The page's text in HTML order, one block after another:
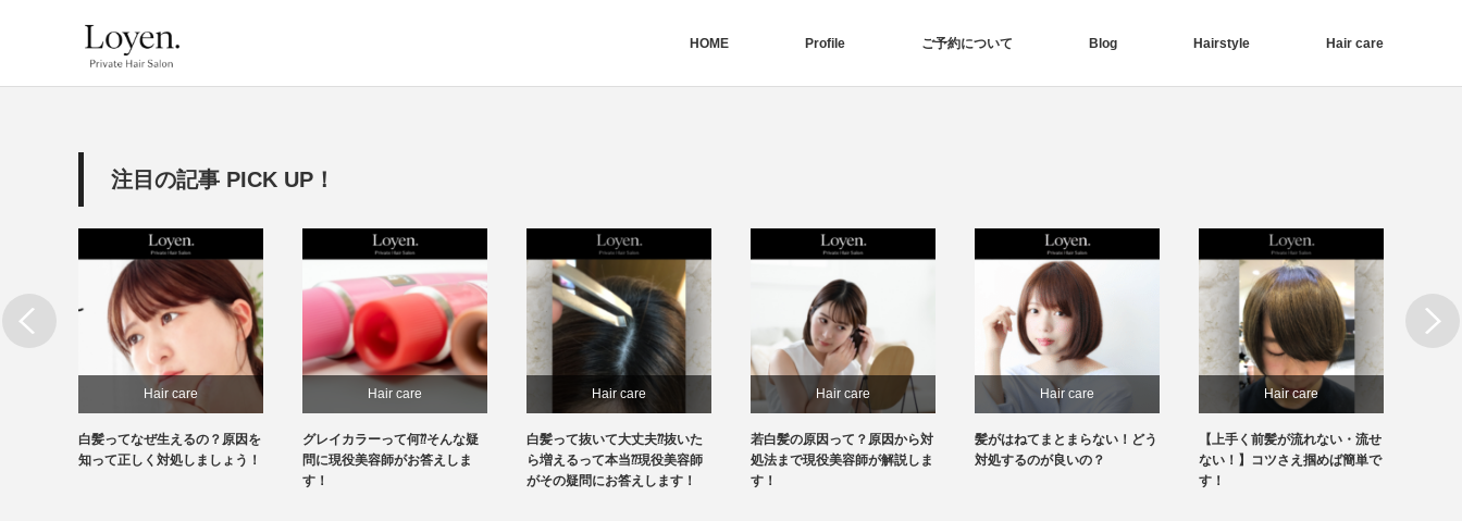
HOME Profile ご予約について Blog Hairstyle Hair care
注目の記事 PICK UP！
Hair care
白髪ってなぜ生えるの？原因を
知って正しく対処しましょう！
Hair care
グレイカラーって何⁇そんな疑
問に現役美容師がお答えしま
す！
Hair care
白髪って抜いて大丈夫⁇抜いた
ら増えるって本当⁇現役美容師
がその疑問にお答えします！
Hair care
若白髪の原因って？原因から対
処法まで現役美容師が解説しま
す！
Hair care
髪がはねてまとまらない！どう
対処するのが良いの？
Hair care
【上手く前髪が流れない・流せ
ない！】コツさえ掴めば簡単で
す！
Next